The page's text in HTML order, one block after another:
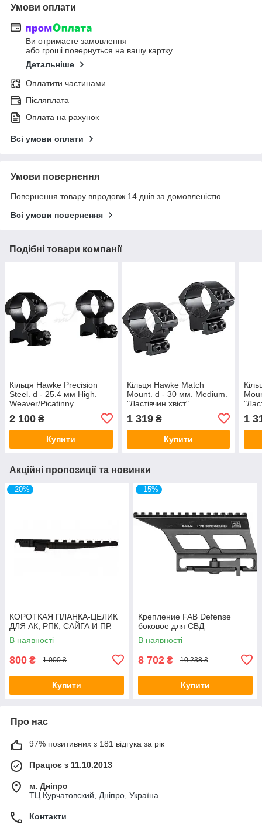
Умови оплати
Ви отримаєте замовлення
або гроші повернуться на вашу картку
Детальніше
Оплатити частинами
Післяплата
Оплата на рахунок
Всі умови оплати
Умови повернення
Повернення товару впродовж 14 днів за домовленістю
Всі умови повернення
Подібні товари компанії
Кільця Hawke Precision
Steel. d - 25.4 мм High.
Weaver/Picatinny
2 100 ₴
Купити
Кільця Hawke Match
Mount. d - 30 мм. Medium.
"Ластівчин хвіст"
1 319₴
Купити
1
Акційні пропозиції та новинки
–20%
КОРОТКАЯ ПЛАНКА-ЦЕЛИК
ДЛЯ АК, РПК, САЙГА И ПР.
В наявності
800 ₴ 1 000 ₴
Купити
–15%
Крепление FAB Defense
боковое для СВД
В наявності
8 702 ₴ 10 238 ₴
Купити
Про нас
97% позитивних з 181 відгука за рік
Працює з 11.10.2013
м. Дніпро
ТЦ Курчатовский, Дніпро, Україна
Контакти